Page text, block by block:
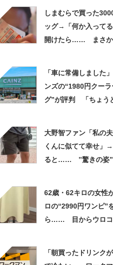
しまむらで買った
ッグ→「何か入って
開けたら…… まさか
「車に常備しました
ンズの“1980円クーラ
グ”が評判 「ちょう
大野智ファン「私の
くんに似てて幸せ」
ると…… ‟驚きの姿”
62歳・62キロの女性
ロの“2990円ワンピ”
ら…… 目からウロコ
「朝買ったドリンク